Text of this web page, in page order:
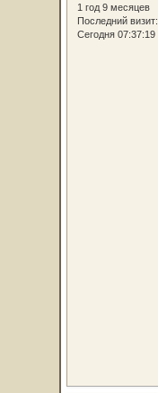
1 год 9 месяцев
Последний визит:
Сегодня 07:37:19